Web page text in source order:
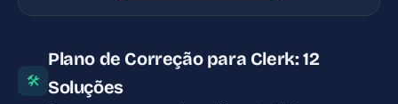
🛠
Plano de Correção para Clerk: 12
Soluções